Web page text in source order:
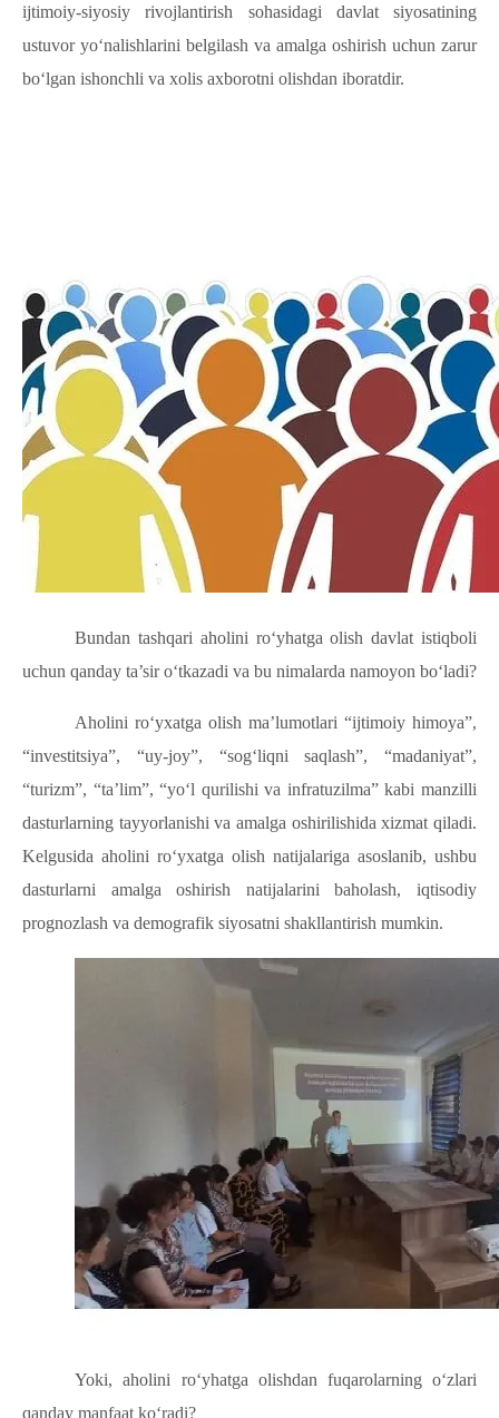
ijtimoiy-siyosiy rivojlantirish sohasidagi davlat siyosatining
ustuvor yo‘nalishlarini belgilash va amalga oshirish uchun zarur
bo‘lgan ishonchli va xolis axborotni olishdan iboratdir.
Bundan tashqari aholini ro‘yhatga olish davlat istiqboli
uchun qanday ta’sir o‘tkazadi va bu nimalarda namoyon bo‘ladi?
Aholini ro‘yxatga olish ma’lumotlari “ijtimoiy himoya”,
“investitsiya”, “uy-joy”, “sog‘liqni saqlash”, “madaniyat”,
“turizm”, “ta’lim”, “yo‘l qurilishi va infratuzilma” kabi manzilli
dasturlarning tayyorlanishi va amalga oshirilishida xizmat qiladi.
Kelgusida aholini ro‘yxatga olish natijalariga asoslanib, ushbu
dasturlarni amalga oshirish natijalarini baholash, iqtisodiy
prognozlash va demografik siyosatni shakllantirish mumkin.
Yoki, aholini ro‘yhatga olishdan fuqarolarning o‘zlari
qanday manfaat ko‘radi?